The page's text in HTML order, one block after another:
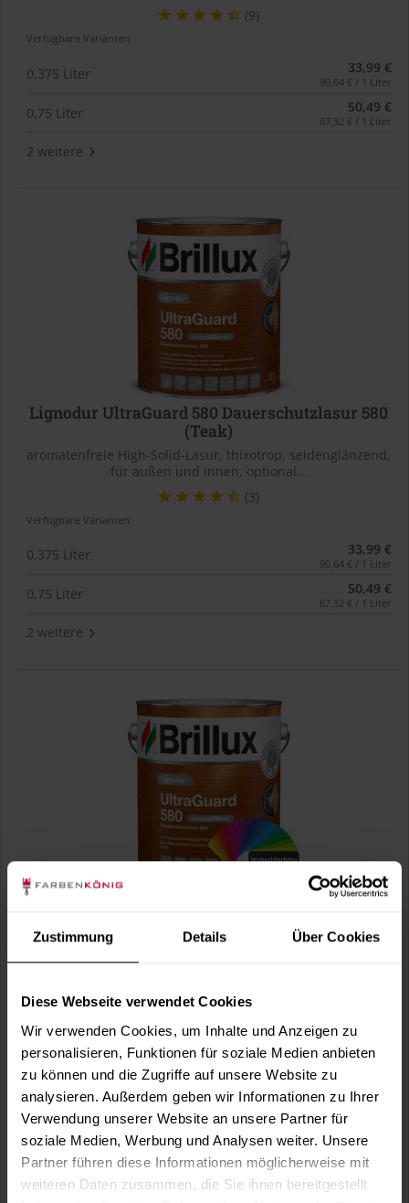
Zustimmung Details Über Cookies
Diese Webseite verwendet Cookies
Wir verwenden Cookies, um Inhalte und Anzeigen zu
personalisieren, Funktionen für soziale Medien anbieten
zu können und die Zugriffe auf unsere Website zu
analysieren. Außerdem geben wir Informationen zu Ihrer
Verwendung unserer Website an unsere Partner für
soziale Medien, Werbung und Analysen weiter. Unsere
Partner führen diese Informationen möglicherweise mit
weiteren Daten zusammen, die Sie ihnen bereitgestellt
(9)
Verfügbare Varianten
0,375 Liter 33,99 €
90,64 € / 1 Liter
0,75 Liter 50,49 €
67,32 € / 1 Liter
2 weitere
Lignodur UltraGuard 580 Dauerschutzlasur 580
(Teak)
aromatenfreie High-Solid-Lasur, thixotrop, seidenglänzend,
für außen und innen, optional...
(3)
Verfügbare Varianten
0,375 Liter 33,99 €
90,64 € / 1 Liter
0,75 Liter 50,49 €
67,32 € / 1 Liter
2 weitere
Lignodur UltraGuard 580 Dauerschutzlasur 580
aromatenfreie High-Solid-Lasur, thixotrop, seidenglänzend,
Verfügbare Varianten
0,375 Liter 38,49 €
102,64 € / 1 Liter
0,75 Liter 77,32 € / 1 Liter
2 weitere